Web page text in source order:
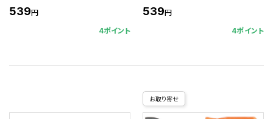
539円
4ポイント
539円
4ポイント
お取り寄せ